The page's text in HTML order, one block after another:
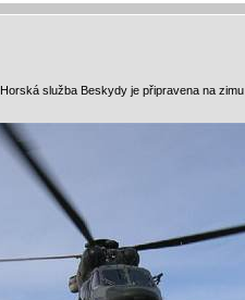
Horská služba Beskydy je připravena na zimu